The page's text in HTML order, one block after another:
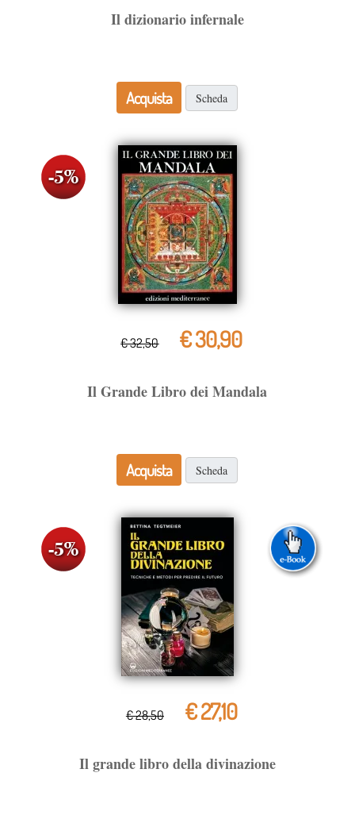
Il dizionario infernale
Acquista Scheda
€ 32,50 € 30,90
Il Grande Libro dei Mandala
Acquista Scheda
€ 28,50 € 27,10
Il grande libro della divinazione